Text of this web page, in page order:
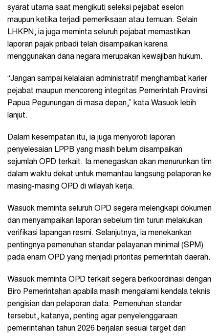
syarat utama saat mengikuti seleksi pejabat eselon
maupun ketika terjadi pemeriksaan atau temuan. Selain
LHKPN, ia juga meminta seluruh pejabat memastikan
laporan pajak pribadi telah disampaikan karena
menggunakan dana negara merupakan kewajiban hukum.
“Jangan sampai kelalaian administratif menghambat karier
pejabat maupun mencoreng integritas Pemerintah Provinsi
Papua Pegunungan di masa depan,” kata Wasuok lebih
lanjut.
Dalam kesempatan itu, ia juga menyoroti laporan
penyelesaian LPPB yang masih belum disampaikan
sejumlah OPD terkait. Ia menegaskan akan menurunkan tim
dalam waktu dekat untuk memantau langsung pelaporan ke
masing-masing OPD di wilayah kerja.
Wasuok meminta seluruh OPD segera melengkapi dokumen
dan menyampaikan laporan sebelum tim turun melakukan
verifikasi lapangan resmi. Selanjutnya, ia menekankan
pentingnya pemenuhan standar pelayanan minimal (SPM)
pada enam OPD yang menjadi prioritas pemerintah daerah.
Wasuok meminta OPD terkait segera berkoordinasi dengan
Biro Pemerintahan apabila masih mengalami kendala teknis
pengisian dan pelaporan data. Pemenuhan standar
tersebut, katanya, penting agar penyelenggaraan
pemerintahan tahun 2026 berjalan sesuai target dan